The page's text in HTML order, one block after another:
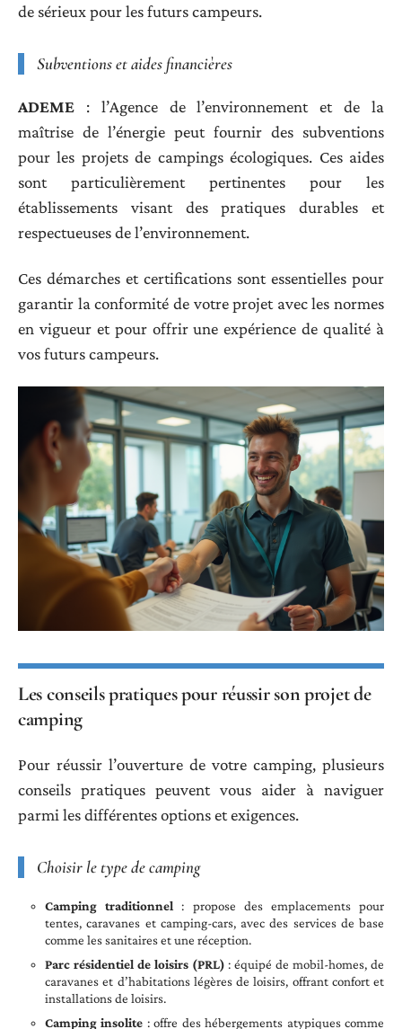
de sérieux pour les futurs campeurs.
Subventions et aides financières
ADEME : l’Agence de l’environnement et de la
maîtrise de l’énergie peut fournir des subventions
pour les projets de campings écologiques. Ces aides
sont particulièrement pertinentes pour les
établissements visant des pratiques durables et
respectueuses de l’environnement.
Ces démarches et certifications sont essentielles pour
garantir la conformité de votre projet avec les normes
en vigueur et pour offrir une expérience de qualité à
vos futurs campeurs.
Les conseils pratiques pour réussir son projet de
camping
Pour réussir l’ouverture de votre camping, plusieurs
conseils pratiques peuvent vous aider à naviguer
parmi les différentes options et exigences.
Choisir le type de camping
Camping traditionnel : propose des emplacements pour
tentes, caravanes et camping-cars, avec des services de base
comme les sanitaires et une réception.
Parc résidentiel de loisirs (PRL) : équipé de mobil-homes, de
caravanes et d’habitations légères de loisirs, offrant confort et
installations de loisirs.
Camping insolite : offre des hébergements atypiques comme